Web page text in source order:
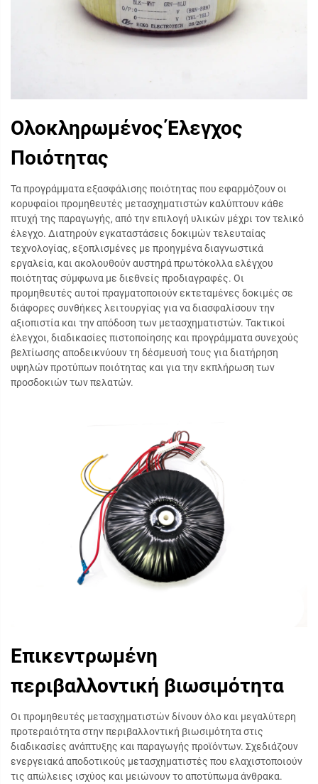
Ολοκληρωμένος Έλεγχος
Ποιότητας
Τα προγράμματα εξασφάλισης ποιότητας που εφαρμόζουν οι
κορυφαίοι προμηθευτές μετασχηματιστών καλύπτουν κάθε
πτυχή της παραγωγής, από την επιλογή υλικών μέχρι τον τελικό
έλεγχο. Διατηρούν εγκαταστάσεις δοκιμών τελευταίας
τεχνολογίας, εξοπλισμένες με προηγμένα διαγνωστικά
εργαλεία, και ακολουθούν αυστηρά πρωτόκολλα ελέγχου
ποιότητας σύμφωνα με διεθνείς προδιαγραφές. Οι
προμηθευτές αυτοί πραγματοποιούν εκτεταμένες δοκιμές σε
διάφορες συνθήκες λειτουργίας για να διασφαλίσουν την
αξιοπιστία και την απόδοση των μετασχηματιστών. Τακτικοί
έλεγχοι, διαδικασίες πιστοποίησης και προγράμματα συνεχούς
βελτίωσης αποδεικνύουν τη δέσμευσή τους για διατήρηση
υψηλών προτύπων ποιότητας και για την εκπλήρωση των
προσδοκιών των πελατών.
Επικεντρωμένη
περιβαλλοντική βιωσιμότητα
Οι προμηθευτές μετασχηματιστών δίνουν όλο και μεγαλύτερη
προτεραιότητα στην περιβαλλοντική βιωσιμότητα στις
διαδικασίες ανάπτυξης και παραγωγής προϊόντων. Σχεδιάζουν
ενεργειακά αποδοτικούς μετασχηματιστές που ελαχιστοποιούν
τις απώλειες ισχύος και μειώνουν το αποτύπωμα άνθρακα.